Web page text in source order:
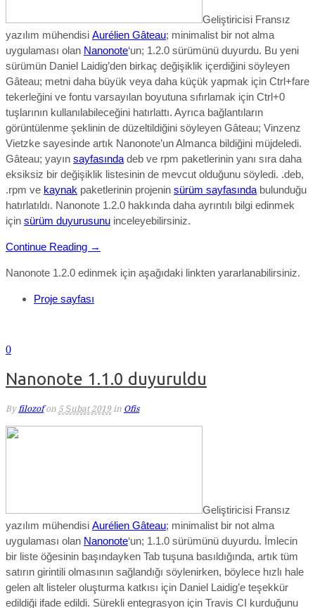
Geliştiricisi Fransız
yazılım mühendisi Aurélien Gâteau; minimalist bir not alma
uygulaması olan Nanonote‘un; 1.2.0 sürümünü duyurdu. Bu yeni
sürümün Daniel Laidig’den birkaç değişiklik içerdiğini söyleyen
Gâteau; metni daha büyük veya daha küçük yapmak için Ctrl+fare
tekerleğini ve fontu varsayılan boyutuna sıfırlamak için Ctrl+0
tuşlarının kullanılabileceğini hatırlattı. Ayrıca bağlantıların
görüntülenme şeklinin de düzeltildiğini söyleyen Gâteau; Vinzenz
Vietzke sayesinde artık Nanonote’un Almanca bildiğini müjdeledi.
Gâteau; yayın sayfasında deb ve rpm paketlerinin yanı sıra daha
eksiksiz bir değişiklik listesinin de mevcut olduğunu söyledi. .deb,
.rpm ve kaynak paketlerinin projenin sürüm sayfasında bulunduğu
hatırlatıldı. Nanonote 1.2.0 hakkında daha ayrıntılı bilgi edinmek
için sürüm duyurusunu inceleyebilirsiniz.
Continue Reading →
Nanonote 1.2.0 edinmek için aşağıdaki linkten yararlanabilirsiniz.
Proje sayfası
0
Nanonote 1.1.0 duyuruldu
By filozof on 5 Şubat 2019 in Ofis
Geliştiricisi Fransız
yazılım mühendisi Aurélien Gâteau; minimalist bir not alma
uygulaması olan Nanonote‘un; 1.1.0 sürümünü duyurdu. İmlecin
bir liste öğesinin başındayken Tab tuşuna basıldığında, artık tüm
satırın girintili olmasının sağlandığı söylenirken, böylece hızlı hale
gelen alt listeler oluşturma katkısı için Daniel Laidig’e teşekkür
edildiği ifade edildi. Sürekli entegrasyon için Travis CI kurduğunu